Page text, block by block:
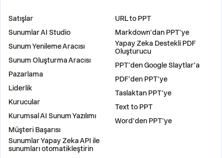
Satışlar
Sunumlar AI Studio
Sunum Yenileme Aracısı
Sunum Oluşturma Aracısı
Pazarlama
Liderlik
Kurucular
Kurumsal AI Sunum Yazılımı
Müşteri Başarısı
Sunumlar Yapay Zeka API ile
sunumları otomatikleştirin
URL to PPT
Markdown'dan PPT'ye
Yapay Zeka Destekli PDF
Oluşturucu
PPT'den Google Slaytlar'a
PDF'den PPT'ye
Taslaktan PPT'ye
Text to PPT
Word'den PPT'ye